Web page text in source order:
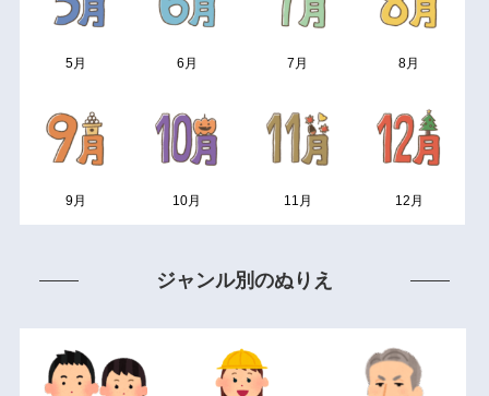
5月 6月 7月 8月
9月 10月 11月 12月
ジャンル別のぬりえ